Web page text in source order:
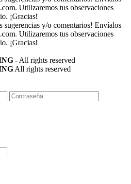
. Utilizaremos tus observaciones
¡Gracias!
sugerencias y/o comentarios! Envíalos
. Utilizaremos tus observaciones
¡Gracias!
- All rights reserved
All rights reserved